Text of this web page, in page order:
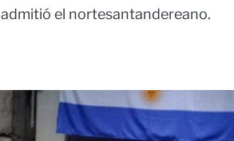
admitió el nortesantandereano.